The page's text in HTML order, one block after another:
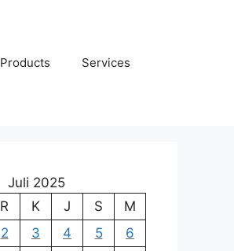
Products Services
Juli 2025
R K J S
M
2 3 4 5
6